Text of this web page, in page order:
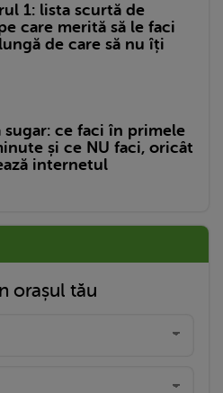
1: lista scurtă de
care merită să le faci
de care să nu îți
sugar: ce faci în primele
și ce NU faci, oricât
internetul
orașul tău